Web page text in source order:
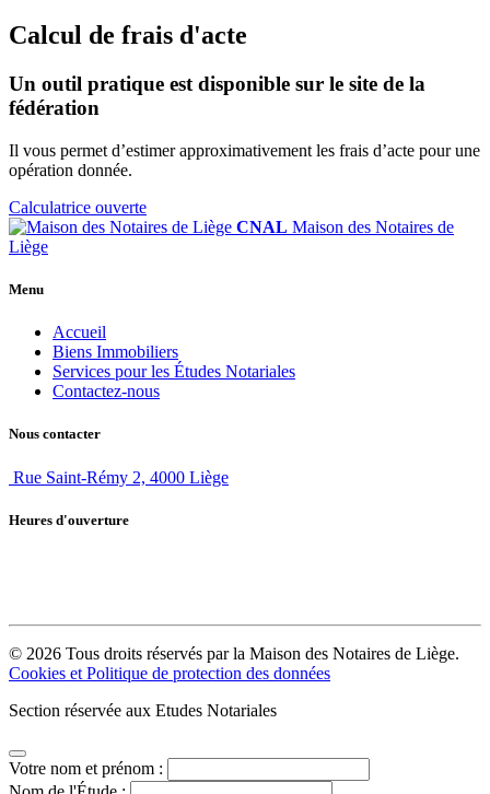
Calcul de frais d'acte
Un outil pratique est disponible sur le site de la
fédération
Il vous permet d’estimer approximativement les frais d’acte pour une
opération donnée.
Calculatrice ouverte
CNAL Maison des Notaires de
Liège
Menu
Accueil
Biens Immobiliers
Services pour les Études Notariales
Contactez-nous
Nous contacter
Rue Saint-Rémy 2, 4000 Liège
Heures d'ouverture
© 2026 Tous droits réservés par la Maison des Notaires de Liège.
Cookies et Politique de protection des données
Section réservée aux Etudes Notariales
Votre nom et prénom :